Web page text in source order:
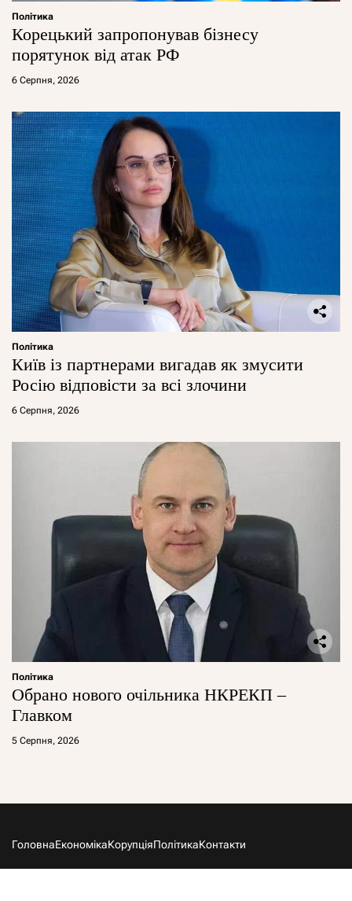
Політика
Корецький запропонував бізнесу
порятунок від атак РФ
6 Серпня, 2026
Політика
Київ із партнерами вигадав як змусити
Росію відповісти за всі злочини
6 Серпня, 2026
Політика
Обрано нового очільника НКРЕКП –
Главком
5 Серпня, 2026
ГоловнаЕкономікаКорупціяПолітикаКонтакти